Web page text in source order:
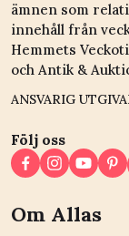
ämnen som
innehåll från
Hemmets
och Antik &
ANSVARIG
Följ oss
Om Allas